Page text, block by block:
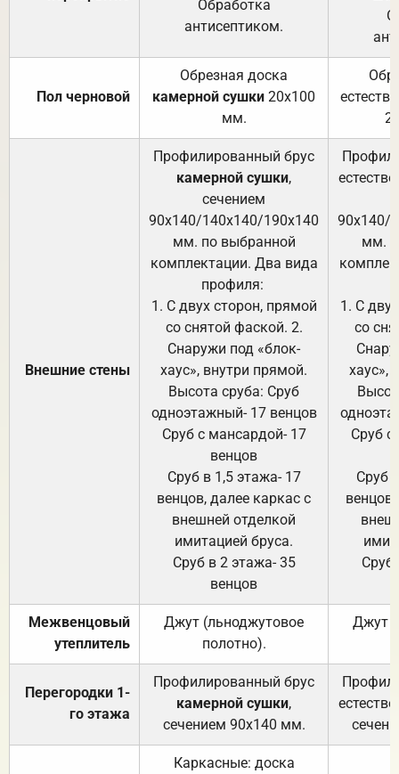
Обработка
антисептиком.
Пол черновой
Обрезная доска
камерной сушки 20х100
мм.
Внешние стены
Профилированный брус
камерной сушки,
сечением
90х140/140х140/190х140
мм. по выбранной
комплектации. Два вида
профиля:
1. С двух сторон, прямой
со снятой фаской. 2.
Снаружи под «блок-
хаус», внутри прямой.
Высота сруба: Сруб
одноэтажный- 17 венцов
Сруб с мансардой- 17
венцов
Сруб в 1,5 этажа- 17
венцов, далее каркас с
внешней отделкой
имитацией бруса.
Сруб в 2 этажа- 35
венцов
90х140/
мм.
1. С
со
хаус»,
Сруб с
Сруб
Сруб
Межвенцовый
утеплитель
Джут (льноджутовое
полотно).
Джут
Перегородки 1-
го этажа
Профилированный брус
камерной сушки,
сечением 90х140 мм.
Каркасные: доска